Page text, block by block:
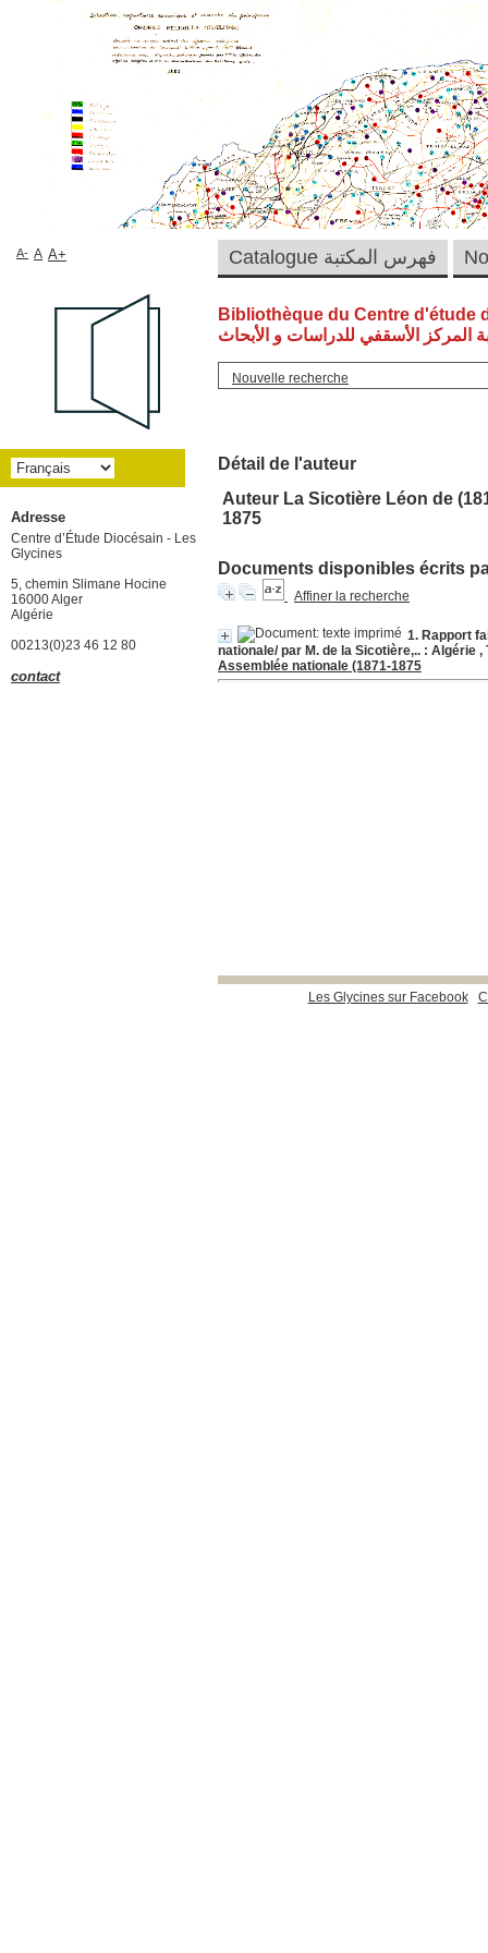
Bibliothèque du Centre d'étude
المركز الأسقفي للدراسات و الأبحاث
Nouvelle recherche
Détail de l'auteur
Auteur La Sicotière Léon de
1875
Documents disponibles écrits
Affiner la recherche
1. Rapport
nationale/ par M. de la Sicotière,.. : Algérie
Assemblée nationale (1871-1875
Les Glycines sur Facebook
Catalogue فهرس المكتبة A- A A+
Adresse
Centre d’Étude Diocésain - Les
Glycines
5, chemin Slimane Hocine
16000 Alger
Algérie
00213(0)23 46 12 80
contact